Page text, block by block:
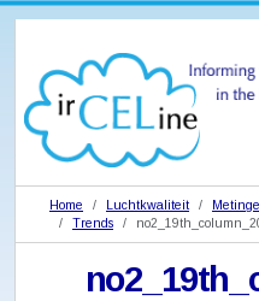
Home Luchtkwaliteit
Trends